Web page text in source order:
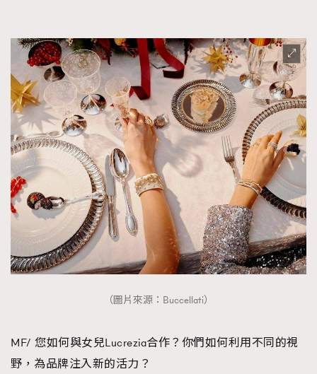
TRENDING
AFrenchMind
DressLikeAParisienne
（圖片來源：Buccellati）
MF/ 您如何與女兒Lucrezia合作？你們如何利用不同的視
野，為品牌注入新的活力？